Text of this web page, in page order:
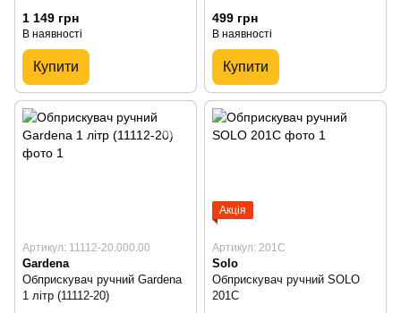
1 149 грн
В наявності
Купити
499 грн
В наявності
Купити
Артикул: 11112-20.000.00
Gardena
Обприскувач ручний Gardena
1 літр (11112-20)
Акція
Артикул: 201C
Solo
Обприскувач ручний SOLO
201C